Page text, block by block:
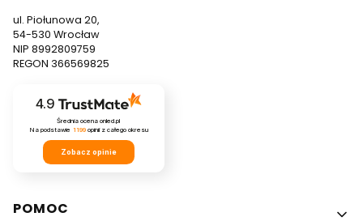
ul. Piołunowa 20,
54-530 Wrocław
NIP 8992809759
REGON 366569825
4.9
Średnia ocena onled.pl
Na podstawie 1199opinii z całego okresu
Zobacz opinie
Linki w stopce
POMOC